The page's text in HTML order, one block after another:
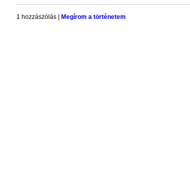
1 hozzászólás | Megírom a történetem